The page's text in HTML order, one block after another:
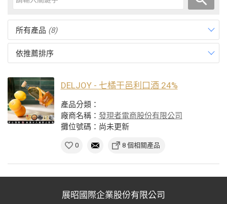
所有產品 (8)
依推薦排序
DELJOY - 七橘干邑利口酒 24%
產品分類：
廠商名稱： 發現者電商股份有限公司
攤位號碼：尚未更新
0 8 個相關產品
展昭國際企業股份有限公司